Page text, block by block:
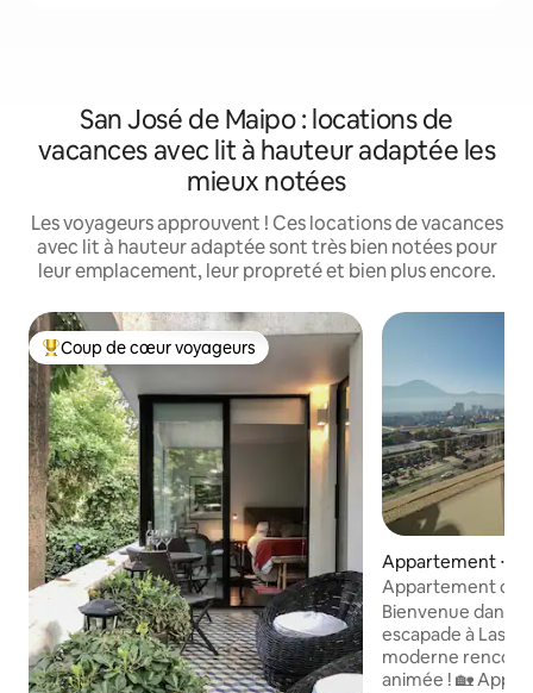
San José de Maipo : locations de
vacances avec lit à hauteur adaptée les
mieux notées
Les voyageurs approuvent ! Ces locations de vacances
avec lit à hauteur adaptée sont très bien notées pour
leur emplacement, leur propreté et bien plus encore.
Coups de cœur voyageurs les plus appréciés
Coup de cœur voyageurs
Appartement ⋅
Appartement
chambre dans
privilégié :
Bienvenue dans
escapade à Las
moderne
animée ! 🏡 Appartement T2 élégant 🛏️